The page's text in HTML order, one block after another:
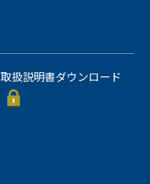
取扱説明書ダウンロード